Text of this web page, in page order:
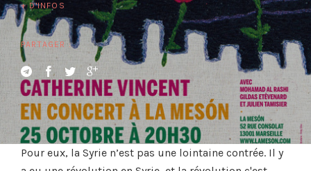
+ D'INFOS
PARTAGER :
Pour eux, la Syrie n’est pas une lointaine contrée. Il y